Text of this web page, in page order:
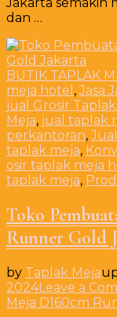
dan …
BUTIK TAPLAK
meja hotel ,Jasa
jual Grosir
Meja, jual taplak
perkantoran,
taplak meja,
osir taplak meja
taplak meja,
Toko
Runner Gold
by Taplak Meja
2024Leave a
Meja D160cm